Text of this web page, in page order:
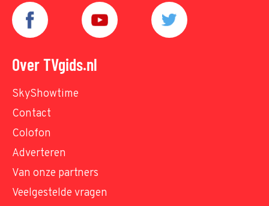
Over TVgids.nl
SkyShowtime
Contact
Colofon
Adverteren
Van onze partners
Veelgestelde vragen